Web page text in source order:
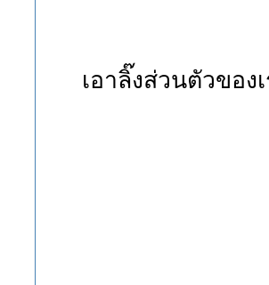
เอาลิ๊งส่วนตัวของ